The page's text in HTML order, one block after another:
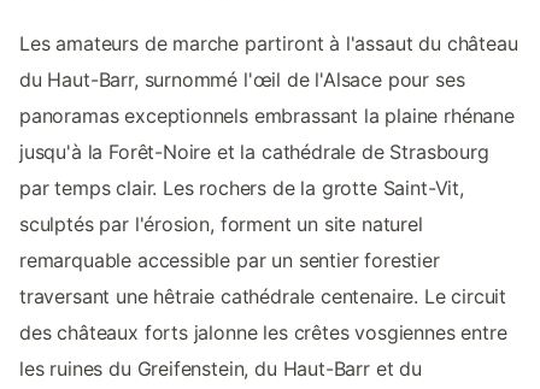
Les amateurs de marche partiront à l'assaut du château
du Haut-Barr, surnommé l'œil de l'Alsace pour ses
panoramas exceptionnels embrassant la plaine rhénane
jusqu'à la Forêt-Noire et la cathédrale de Strasbourg
par temps clair. Les rochers de la grotte Saint-Vit,
sculptés par l'érosion, forment un site naturel
remarquable accessible par un sentier forestier
traversant une hêtraie cathédrale centenaire. Le circuit
des châteaux forts jalonne les crêtes vosgiennes entre
les ruines du Greifenstein, du Haut-Barr et du